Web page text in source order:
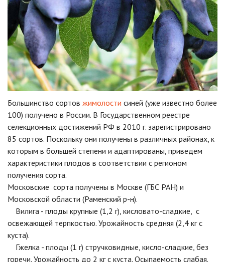
Большинство сортов жимолости синей (уже известно более
100) получено в России. В Государственном реестре
селекционных достижений РФ в 2010 г. зарегистрировано
85 сортов. Поскольку они получены в различных районах, к
которым в большей степени и адаптированы, приведем
характеристики плодов в соответствии с регионом
получения сорта.
Московские сорта получены в Москве (ГБС РАН) и
Московской области (Раменский р-н).
Вилига - плоды крупные (1,2 г), кисловато-сладкие, с
освежающей терпкостью. Урожайность средняя (2,4 кг с
куста).
Гжелка - плоды (1 г) стручковидные, кисло-сладкие, без
горечи. Урожайность до 2 кг с куста. Осыпаемость слабая.